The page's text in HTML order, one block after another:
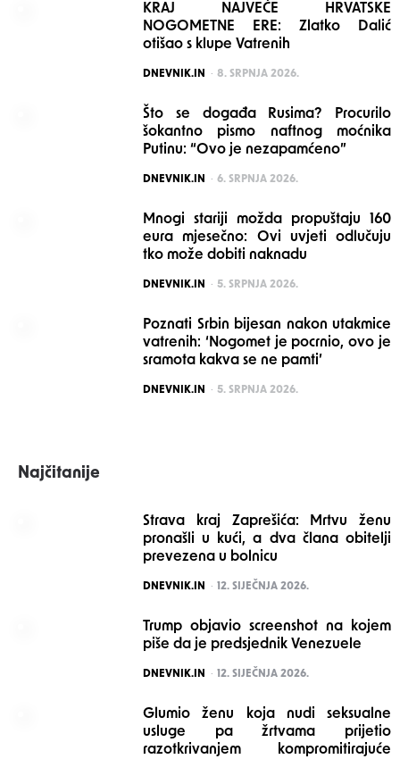
KRAJ NAJVEĆE HRVATSKE
NOGOMETNE ERE: Zlatko Dalić
otišao s klupe Vatrenih
POSTED
DNEVNIK.IN 8. SRPNJA 2026.
Što se događa Rusima? Procurilo
šokantno pismo naftnog moćnika
Putinu: “Ovo je nezapamćeno”
POSTED
DNEVNIK.IN 6. SRPNJA 2026.
Mnogi stariji možda propuštaju 160
eura mjesečno: Ovi uvjeti odlučuju
tko može dobiti naknadu
POSTED
DNEVNIK.IN 5. SRPNJA 2026.
Poznati Srbin bijesan nakon utakmice
vatrenih: ‘Nogomet je pocrnio, ovo je
sramota kakva se ne pamti’
POSTED
DNEVNIK.IN 5. SRPNJA 2026.
Najčitanije
Strava kraj Zaprešića: Mrtvu ženu
pronašli u kući, a dva člana obitelji
prevezena u bolnicu
POSTED
DNEVNIK.IN 12. SIJEČNJA 2026.
Trump objavio screenshot na kojem
piše da je predsjednik Venezuele
POSTED
DNEVNIK.IN 12. SIJEČNJA 2026.
Glumio ženu koja nudi seksualne
usluge pa žrtvama prijetio
razotkrivanjem kompromitirajuće